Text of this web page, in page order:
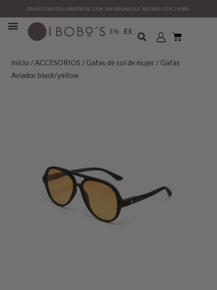
ENVÍOS GRATIS A PARTIR DE 120€ EN PENÍNSULA. RECÍBELO EN 24/48h
EN ES
Inicio /ACCESORIOS / Gafas de sol de mujer / Gafas
Aviador black/yellow